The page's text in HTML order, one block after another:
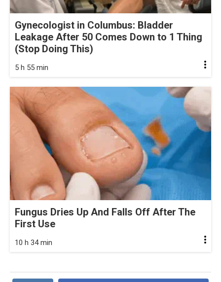
Gynecologist in Columbus: Bladder
Leakage After 50 Comes Down to 1 Thing
(Stop Doing This)
5 h 55 min
Fungus Dries Up And Falls Off After The
First Use
10 h 34 min